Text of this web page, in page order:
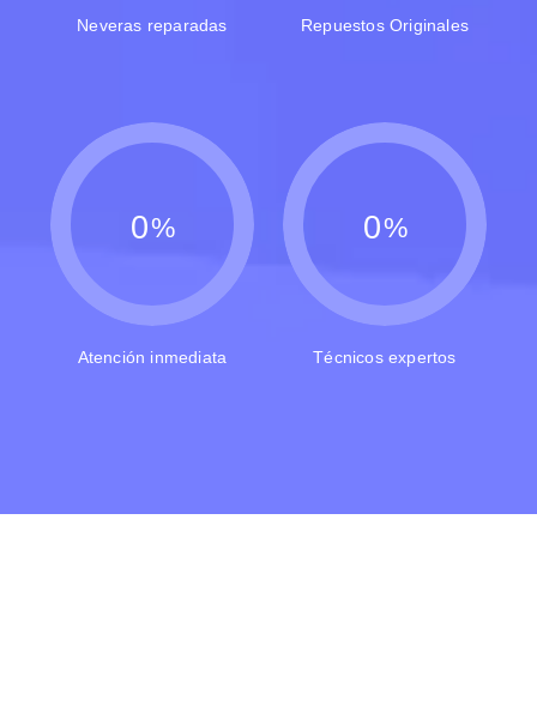
Neveras reparadas Repuestos Originales
0%
Atención inmediata
0%
Técnicos expertos